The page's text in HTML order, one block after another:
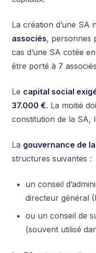
La création d’une SA
associés, personnes
cas d’une SA cotée
être porté à 7
Le capital social
37.000 €. La moitié
constitution de la SA,
La gouvernance de
structures suivantes :
un conseil
directeur général
ou un conseil de
(souvent utilisé